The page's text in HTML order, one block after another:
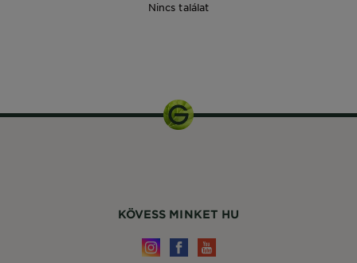
Nincs találat
KÖVESS MINKET HU